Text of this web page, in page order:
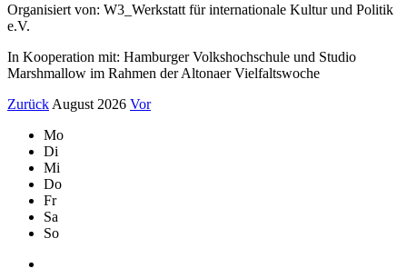
Organisiert von: W3_Werkstatt für internationale Kultur und Politik
e.V.
In Kooperation mit: Hamburger Volkshochschule und Studio
Marshmallow im Rahmen der Altonaer Vielfaltswoche
Zurück August 2026 Vor
Mo
Di
Mi
Do
Fr
Sa
So